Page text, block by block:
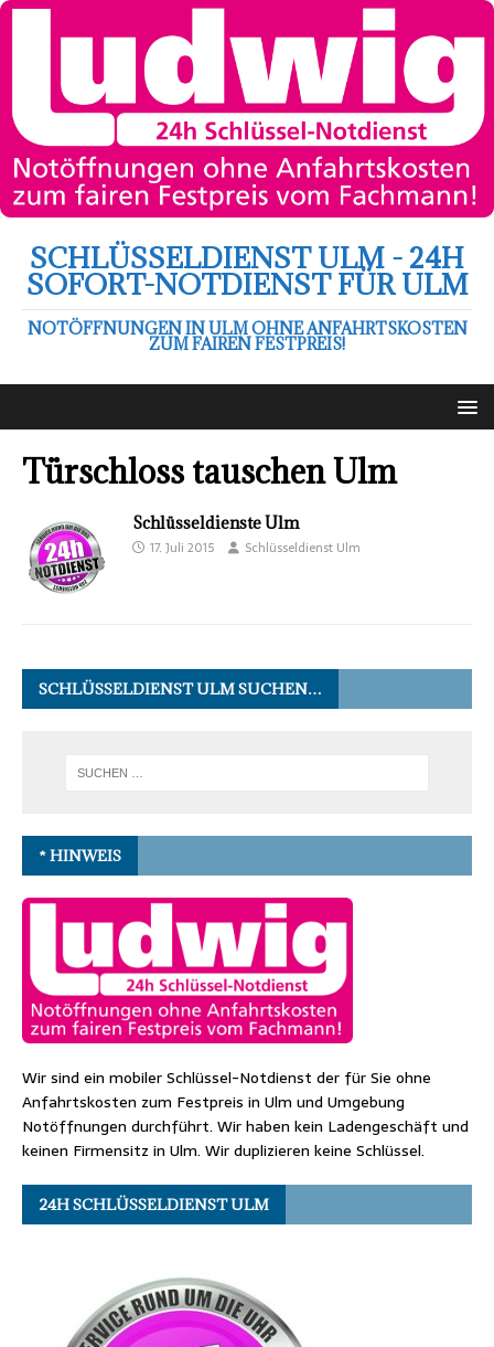
SCHLÜSSELDIENST ULM - 24H
SOFORT-NOTDIENST FÜR ULM
NOTÖFFNUNGEN IN ULM OHNE ANFAHRTSKOSTEN
ZUM FAIREN FESTPREIS!
Türschloss tauschen Ulm
Schlüsseldienste Ulm
17. Juli 2015 Schlüsseldienst Ulm
SCHLÜSSELDIENST ULM SUCHEN…
* HINWEIS
Wir sind ein mobiler Schlüssel-Notdienst der für Sie ohne
Anfahrtskosten zum Festpreis in Ulm und Umgebung
Notöffnungen durchführt. Wir haben kein Ladengeschäft und
keinen Firmensitz in Ulm. Wir duplizieren keine Schlüssel.
24H SCHLÜSSELDIENST ULM